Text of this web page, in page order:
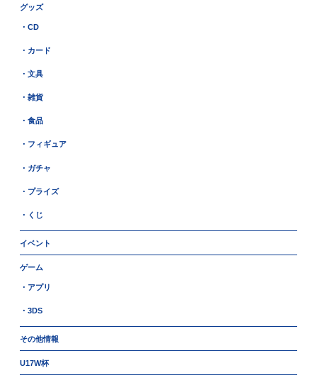
グッズ
・CD
・カード
・文具
・雑貨
・食品
・フィギュア
・ガチャ
・プライズ
・くじ
イベント
ゲーム
・アプリ
・3DS
その他情報
U17W杯